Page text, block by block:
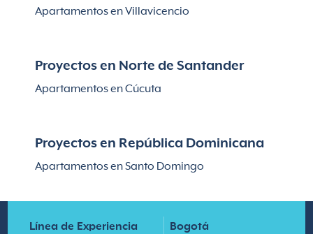
Apartamentos en Villavicencio
Proyectos en Norte de Santander
Apartamentos en Cúcuta
Proyectos en República Dominicana
Apartamentos en Santo Domingo
Línea de Experiencia
Bogotá